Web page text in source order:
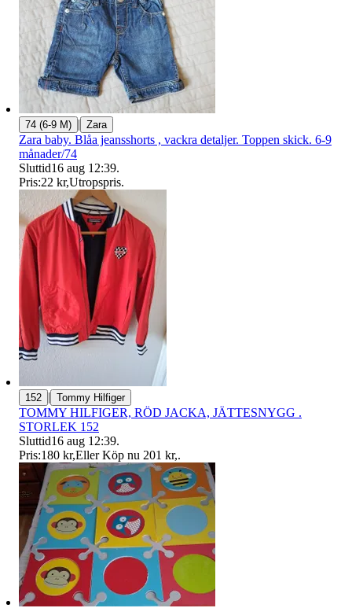
74 (6-9 M) | Zara
Zara baby. Blåa jeansshorts , vackra detaljer. Toppen skick. 6-9
månader/74
Sluttid16 aug 12:39.
Pris:22 kr,Utropspris.
152 | Tommy Hilfiger
TOMMY HILFIGER, RÖD JACKA, JÄTTESNYGG .
STORLEK 152
Sluttid16 aug 12:39.
Pris:180 kr,Eller Köp nu 201 kr,.